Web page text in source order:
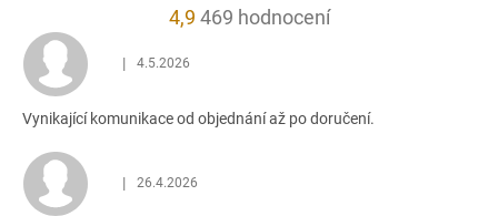
4,9 Průměrné
4,9
469 hodnocení
Hodnocení obchodu je 5 z 5 hvězdiček.
| 4.5.2026
Vynikající komunikace od objednání až po doručení.
Hodnocení obchodu je 5 z 5 hvězdiček.
| 26.4.2026